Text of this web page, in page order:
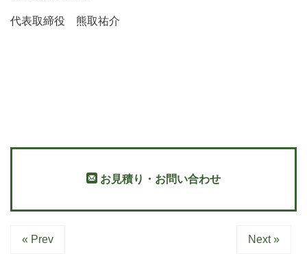
代表取締役 熊取祐介
お見積り・お問い合わせ
« Prev Next »